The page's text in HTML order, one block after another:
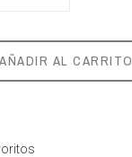
AÑADIR AL CARRITO